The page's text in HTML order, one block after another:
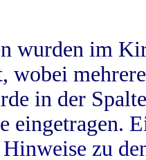
wurden im
wobei
in der
eingetragen.
zu